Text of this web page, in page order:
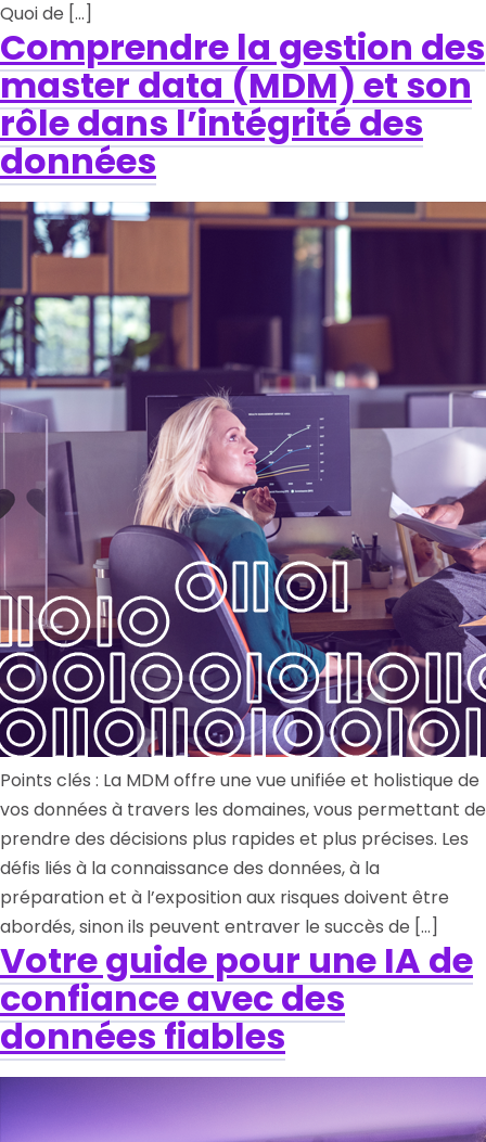
Quoi de […]
Comprendre la gestion des
master data (MDM) et son
rôle dans l’intégrité des
données
Points clés : La MDM offre une vue unifiée et holistique de
vos données à travers les domaines, vous permettant de
prendre des décisions plus rapides et plus précises. Les
défis liés à la connaissance des données, à la
préparation et à l’exposition aux risques doivent être
abordés, sinon ils peuvent entraver le succès de […]
Votre guide pour une IA de
confiance avec des
données fiables